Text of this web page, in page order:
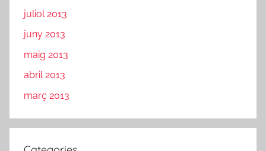
juliol 2013
juny 2013
maig 2013
abril 2013
març 2013